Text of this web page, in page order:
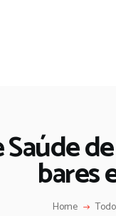
bares
Home